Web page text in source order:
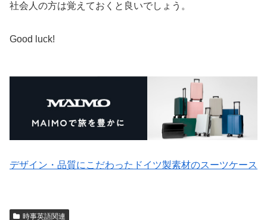
社会人の方は覚えておくと良いでしょう。
Good luck!
デザイン・品質にこだわったドイツ製素材のスーツケース
時事英語関連